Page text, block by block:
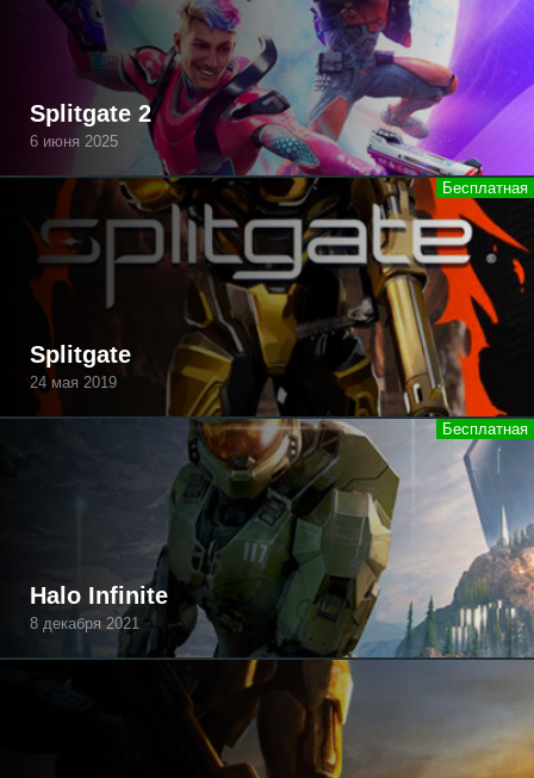
Splitgate 2
6 июня 2025
Splitgate
24 мая 2019
Halo Infinite
8 декабря 2021